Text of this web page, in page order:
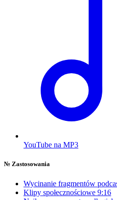
YouTube na MP3
№ Zastosowania
Wycinanie fragmentów
Klipy społecznościowe 9:16